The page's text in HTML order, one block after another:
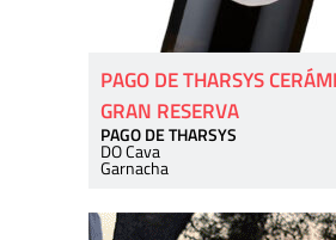
PAGO DE THARSYS
GRAN RESERVA
PAGO DE THARSYS
DO Cava
Garnacha